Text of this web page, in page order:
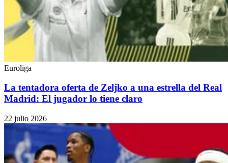
Euroliga
La tentadora oferta de Zeljko a una estrella del Real
Madrid: El jugador lo tiene claro
22 julio 2026